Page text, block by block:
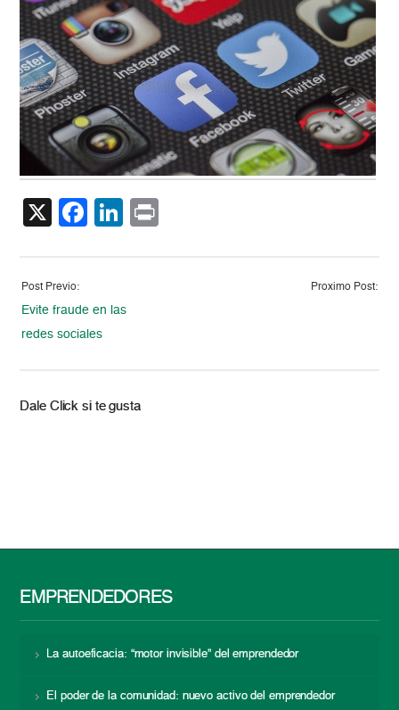
X Facebook
LinkedIn
Post Previo:
Evite fraude en las
redes sociales
Proximo Post:
Dale Click si te gusta
EMPRENDEDORES
La autoeficacia: “motor invisible” del emprendedor
El poder de la comunidad: nuevo activo del emprendedor